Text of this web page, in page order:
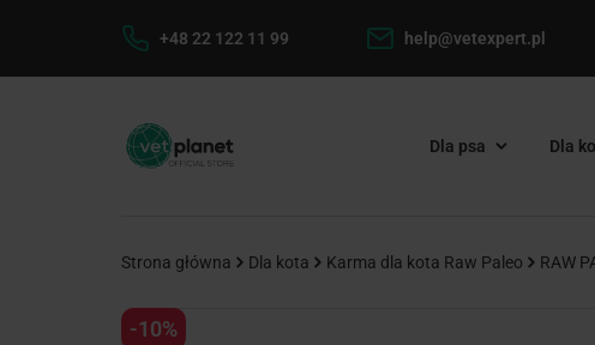
+48 22 122 11 99 help@vetexpert.pl
Dla psa Dla
Strona główna Dla kota Karma dla kota Raw Paleo RAW
-10%